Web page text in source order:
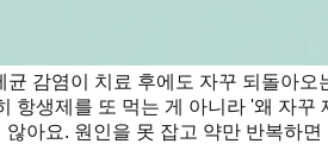
균 감염이 치료 후에도 자꾸 되돌아
항생제를 또 먹는 게 아니라 '왜 자꾸
아요. 원인을 못 잡고 약만 반복하